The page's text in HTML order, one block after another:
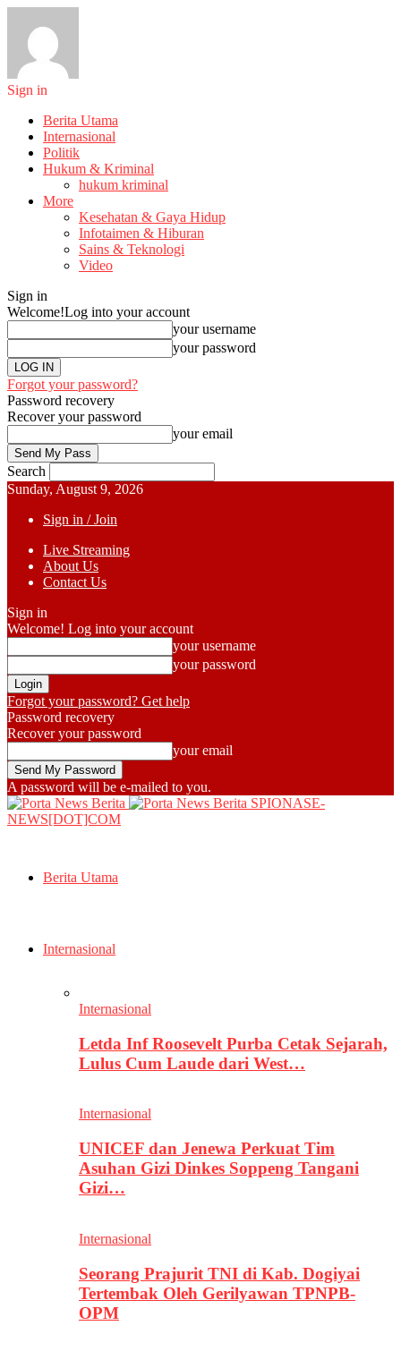
Sign in
Berita Utama
Internasional
Politik
Hukum & Kriminal
hukum kriminal
More
Kesehatan & Gaya Hidup
Infotaimen & Hiburan
Sains & Teknologi
Video
Sign in
Welcome!Log into your account
your username
your password
Forgot your password?
Password recovery
Recover your password
your email
Search
Sunday, August 9, 2026
Sign in / Join
Live Streaming
About Us
Contact Us
Sign in
Welcome! Log into your account
your username
your password
Forgot your password? Get help
Password recovery
Recover your password
your email
A password will be e-mailed to you.
SPIONASE-
NEWS[DOT]COM
Berita Utama
Internasional
Internasional
Letda Inf Roosevelt Purba Cetak Sejarah,
Lulus Cum Laude dari West…
Internasional
UNICEF dan Jenewa Perkuat Tim
Asuhan Gizi Dinkes Soppeng Tangani
Gizi…
Internasional
Seorang Prajurit TNI di Kab. Dogiyai
Tertembak Oleh Gerilyawan TPNPB-
OPM